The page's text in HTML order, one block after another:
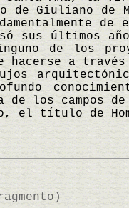
de Giuliano
sus últimos
de los
hacerse a
de los campos
el título de